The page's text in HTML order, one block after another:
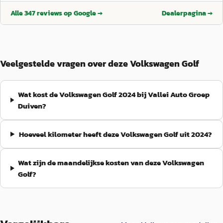
Alle347reviews op Google → Dealerpagina →
Veelgestelde vragen over deze Volkswagen Golf
Wat kost de Volkswagen Golf 2024 bij Vallei Auto Groep
Duiven?
Hoeveel kilometer heeft deze Volkswagen Golf uit 2024?
Wat zijn de maandelijkse kosten van deze Volkswagen
Golf?